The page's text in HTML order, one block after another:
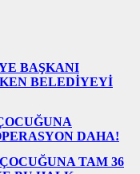
BAŞKANI
BELEDİYEYİ
DAHA!
TAM 36